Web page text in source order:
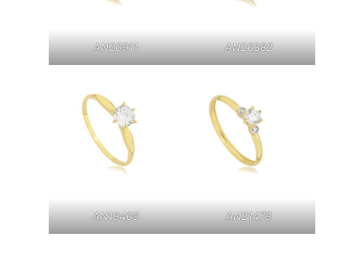
AN20911 AN20382
AN19409 AN21479